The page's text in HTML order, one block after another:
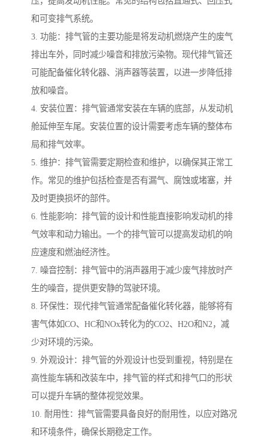
和可变排气系统。
3. 功能：排气管的主要功能是将发动机燃烧产生的废气
排出车外，同时减少噪音和排放污染物。现代排气管还
可能配备催化转化器、消声器等装置，以进一步降低排
放和噪音。
4. 安装位置：排气管通常安装在车辆的底部，从发动机
舱延伸至车尾。安装位置的设计需要考虑车辆的整体布
局和排气效率。
5. 维护：排气管需要定期检查和维护，以确保其正常工
作。常见的维护包括检查是否有漏气、腐蚀或堵塞，并
及时更换损坏的部件。
6. 性能影响：排气管的设计和性能直接影响发动机的排
气效率和动力输出。一个的排气管可以提高发动机的响
应速度和燃油经济性。
7. 噪音控制：排气管中的消声器用于减少废气排放时产
生的噪音，提供更安静的驾驶环境。
8. 环保性：现代排气管通常配备催化转化器，能够将有
害气体如CO、HC和NOx转化为的CO2、H2O和N2，减
少对环境的污染。
9. 外观设计：排气管的外观设计也受到重视，特别是在
高性能车辆和改装车中，排气管的样式和排气口的形状
可以提升车辆的整体视觉效果。
10. 耐用性：排气管需要具备良好的耐用性，以应对路况
和环境条件，确保长期稳定工作。